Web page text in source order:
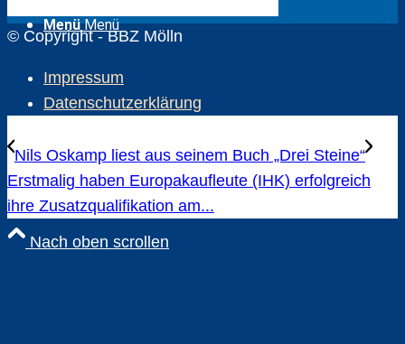
Menü Menü
© Copyright - BBZ Mölln
Impressum
Datenschutzerklärung
Nils Oskamp liest aus seinem Buch „Drei Steine“
Erstmalig haben Europakaufleute (IHK) erfolgreich
ihre Zusatzqualifikation am...
Nach oben scrollen